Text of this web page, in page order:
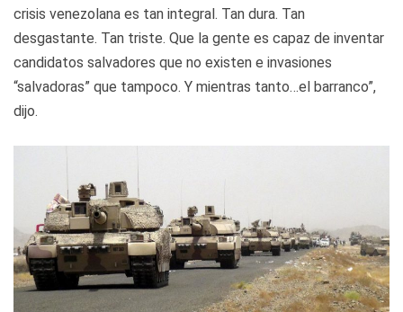
crisis venezolana es tan integral. Tan dura. Tan
desgastante. Tan triste. Que la gente es capaz de inventar
candidatos salvadores que no existen e invasiones
“salvadoras” que tampoco. Y mientras tanto…el barranco”,
dijo.